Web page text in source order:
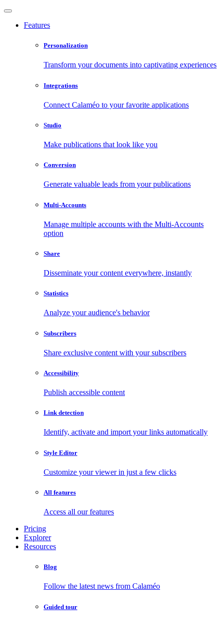
Features
Personalization
Transform your documents into captivating experiences
Integrations
Connect Calaméo to your favorite applications
Studio
Make publications that look like you
Conversion
Generate valuable leads from your publications
Multi-Accounts
Manage multiple accounts with the Multi-Accounts
option
Share
Disseminate your content everywhere, instantly
Statistics
Analyze your audience's behavior
Subscribers
Share exclusive content with your subscribers
Accessibility
Publish accessible content
Link detection
Identify, activate and import your links automatically
Style Editor
Customize your viewer in just a few clicks
All features
Access all our features
Pricing
Explorer
Resources
Blog
Follow the latest news from Calaméo
Guided tour